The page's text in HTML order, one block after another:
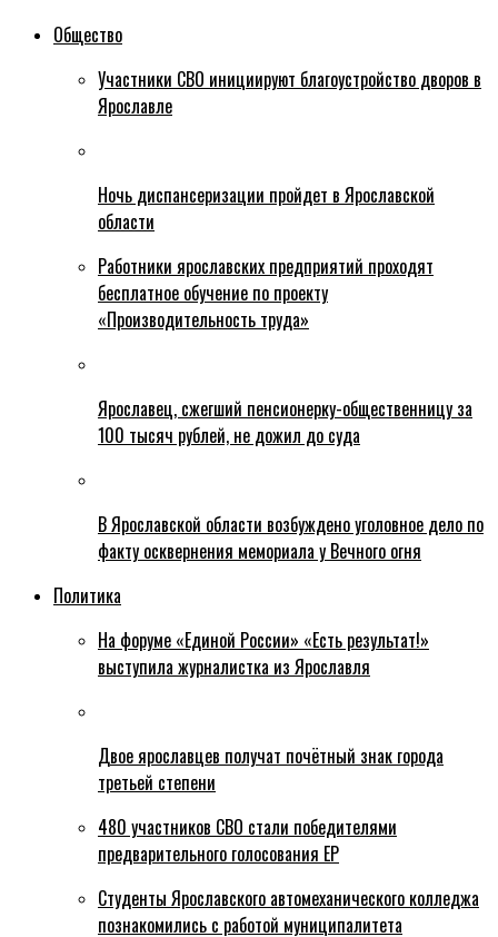
Общество
Участники СВО инициируют благоустройство дворов в
Ярославле
Ночь диспансеризации пройдет в Ярославской
области
Работники ярославских предприятий проходят
бесплатное обучение по проекту
«Производительность труда»
Ярославец, сжегший пенсионерку-общественницу за
100 тысяч рублей, не дожил до суда
В Ярославской области возбуждено уголовное дело по
факту осквернения мемориала у Вечного огня
Политика
На форуме «Единой России» «Есть результат!»
выступила журналистка из Ярославля
Двое ярославцев получат почётный знак города
третьей степени
480 участников СВО стали победителями
предварительного голосования ЕР
Студенты Ярославского автомеханического колледжа
познакомились с работой муниципалитета